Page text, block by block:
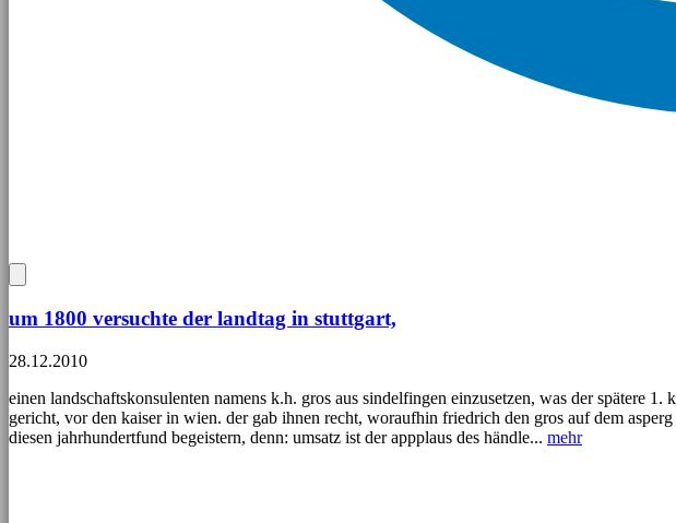
um 1800 versuchte der landtag in stuttgart,
28.12.2010
einen landschaftskonsulenten namens k.h. gros aus sindelfingen einzusetzen, was der spätere
gericht, vor den kaiser in wien. der gab ihnen recht, woraufhin friedrich den gros auf dem
diesen jahrhundertfund begeistern, denn: umsatz ist der appplaus des händle... mehr